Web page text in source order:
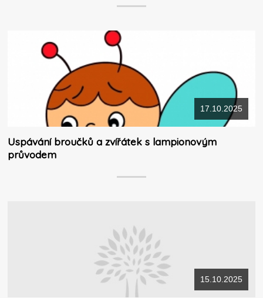
17.10.2025
Uspávání broučků a zvířátek s lampionovým
průvodem
15.10.2025